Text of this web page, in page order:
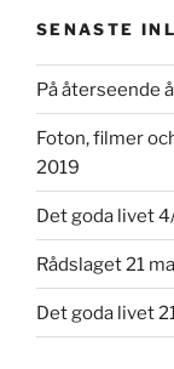
SENASTE
På återseende
Foton, filmer
2019
Det goda livet
Rådslaget 21
Det goda livet